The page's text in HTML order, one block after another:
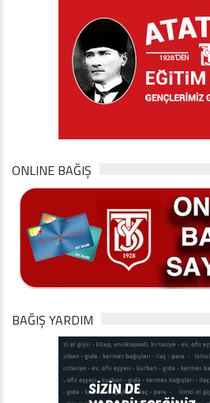
ONLINE BAĞIŞ
BAĞIŞ YARDIM